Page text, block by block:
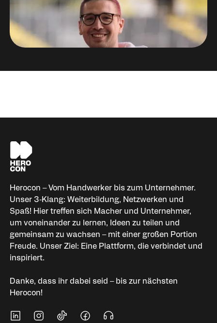
Niklas Palm
Herocon – Vom Handwerker bis zum Unternehmer.
Unser 3‑Klang: Weiterbildung, Netzwerken und
Spaß! Hier treffen sich Macher und Unternehmer,
um voneinander zu lernen, Ideen zu teilen und
gemeinsam zu wachsen – mit einer großen Portion
Freude. Unser Ziel: Eine Plattform, die verbindet und
inspiriert.
Danke, dass ihr dabei seid – bis zur nächsten
Herocon!
Soziale Medien